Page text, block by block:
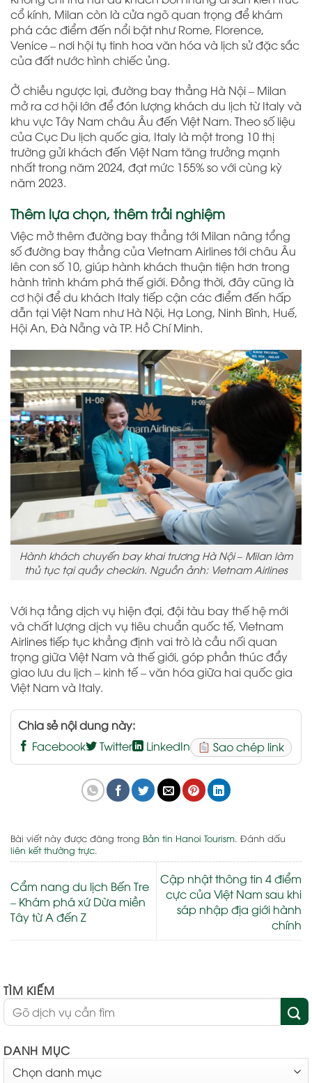
cổ kính, Milan còn là cửa ngõ quan trọng để khám
phá các điểm đến nổi bật như Rome, Florence,
Venice – nơi hội tụ tinh hoa văn hóa và lịch sử đặc sắc
của đất nước hình chiếc ủng.
Ở chiều ngược lại, đường bay thẳng Hà Nội – Milan
mở ra cơ hội lớn để đón lượng khách du lịch từ Italy và
khu vực Tây Nam châu Âu đến Việt Nam. Theo số liệu
của Cục Du lịch quốc gia, Italy là một trong 10 thị
trường gửi khách đến Việt Nam tăng trưởng mạnh
nhất trong năm 2024, đạt mức 155% so với cùng kỳ
năm 2023.
Thêm lựa chọn, thêm trải nghiệm
Việc mở thêm đường bay thẳng tới Milan nâng tổng
số đường bay thẳng của Vietnam Airlines tới châu Âu
lên con số 10, giúp hành khách thuận tiện hơn trong
hành trình khám phá thế giới. Đồng thời, đây cũng là
cơ hội để du khách Italy tiếp cận các điểm đến hấp
dẫn tại Việt Nam như Hà Nội, Hạ Long, Ninh Bình, Huế,
Hội An, Đà Nẵng và TP. Hồ Chí Minh.
Hành khách chuyến bay khai trương Hà Nội – Milan làm
thủ tục tại quầy checkin. Nguồn ảnh: Vietnam Airlines
Với hạ tầng dịch vụ hiện đại, đội tàu bay thế hệ mới
và chất lượng dịch vụ tiêu chuẩn quốc tế, Vietnam
Airlines tiếp tục khẳng định vai trò là cầu nối quan
trọng giữa Việt Nam và thế giới, góp phần thúc đẩy
giao lưu du lịch – kinh tế – văn hóa giữa hai quốc gia
Việt Nam và Italy.
Chia sẻ nội dung này:
Facebook
Twitter LinkedIn Sao chép link
Bài viết này được đăng trong Bản tin Hanoi Tourism. Đánh dấu
liên kết thường trực.
Cẩm nang du lịch Bến Tre
– Khám phá xứ Dừa miền
Tây từ A đến Z
Cập nhật thông tin 4 điểm
cực của Việt Nam sau khi
sáp nhập địa giới hành
chính
TÌM KIẾM
DANH MỤC
MỤC